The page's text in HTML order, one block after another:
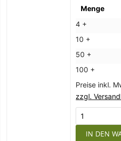
Menge
4 +
10 +
50 +
100 +
Preise inkl.
zzgl.
IN DEN